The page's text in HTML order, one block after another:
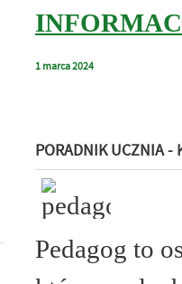
1 marca2024
PORADNIK UCZNIA -
Pedagog to